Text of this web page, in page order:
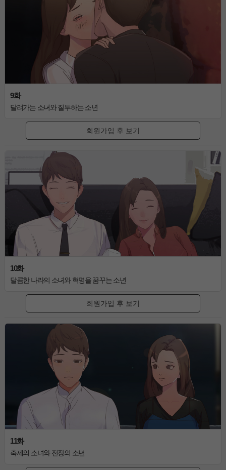
9화
달려가는 소녀와 질투하는 소년
회원가입 후 보기
10화
달콤한 나라의 소녀와 혁명을 꿈꾸는 소년
회원가입 후 보기
11화
축제의 소녀와 전장의 소년